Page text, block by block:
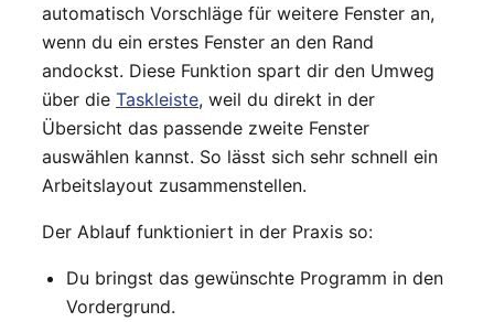
automatisch Vorschläge für weitere Fenster an,
wenn du ein erstes Fenster an den Rand
andockst. Diese Funktion spart dir den Umweg
über die Taskleiste, weil du direkt in der
Übersicht das passende zweite Fenster
auswählen kannst. So lässt sich sehr schnell ein
Arbeitslayout zusammenstellen.
Der Ablauf funktioniert in der Praxis so:
Du bringst das gewünschte Programm in den
Vordergrund.